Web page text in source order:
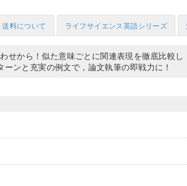
料について ライフサイエンス英語シリーズ
せから！似た意味ごとに関連表現を徹底比較
ンと充実の例文で，論文執筆の即戦力に！